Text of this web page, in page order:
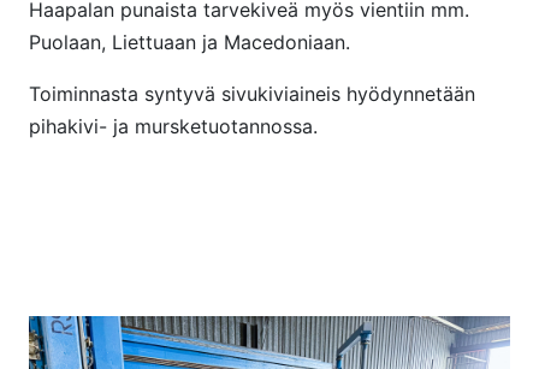
Haapalan punaista tarvekiveä myös vientiin mm.
Puolaan, Liettuaan ja Macedoniaan.
Toiminnasta syntyvä sivukiviaineis hyödynnetään
pihakivi- ja mursketuotannossa.